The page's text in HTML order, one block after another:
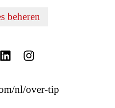
beheren
nl/over-tip